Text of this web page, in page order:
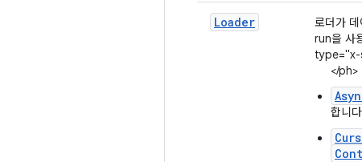
Loader
로더가
run을 사
</ph>
합니